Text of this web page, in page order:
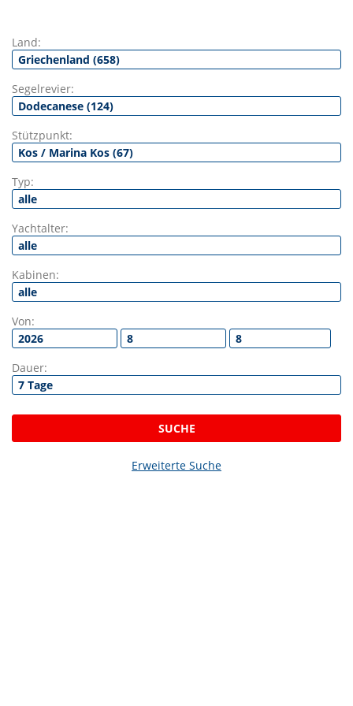
Land:
Segelrevier:
Stützpunkt:
Typ:
Yachtalter:
Kabinen:
Von:
Dauer:
SUCHE
Erweiterte Suche